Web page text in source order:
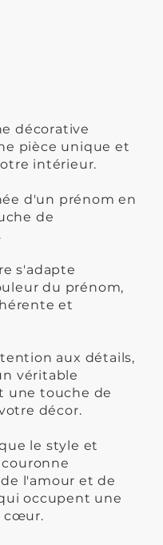
décorative
pièce unique et
intérieur.
d'un prénom en
de
s'adapte
du prénom,
et
aux détails,
véritable
une touche de
décor.
le style et
l'amour et de
occupent une
cœur.